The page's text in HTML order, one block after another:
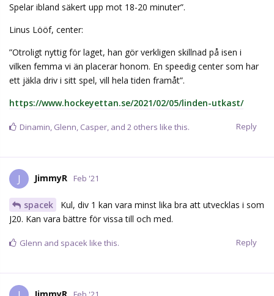
Spelar ibland säkert upp mot 18-20 minuter”.
Linus Lööf, center:
”Otroligt nyttig för laget, han gör verkligen skillnad på isen i
vilken femma vi än placerar honom. En speedig center som har
ett jäkla driv i sitt spel, vill hela tiden framåt”.
https://www.hockeyettan.se/2021/02/05/linden-utkast/
Reply
Dinamin, Glenn, Casper, and 2 others like this.
J JimmyR Feb '21
spacek
Kul, div 1 kan vara minst lika bra att utvecklas i som
J20. Kan vara bättre för vissa till och med.
Reply
Glenn and spacek like this.
JimmyR